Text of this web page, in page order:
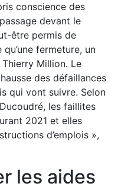
conscience des
devant le
être permis de
fermeture, un
Million. Le
des défaillances
qui vont suivre. Selon
Ducoudré, les faillites
2021 et elles
d’emplois »,
les aides